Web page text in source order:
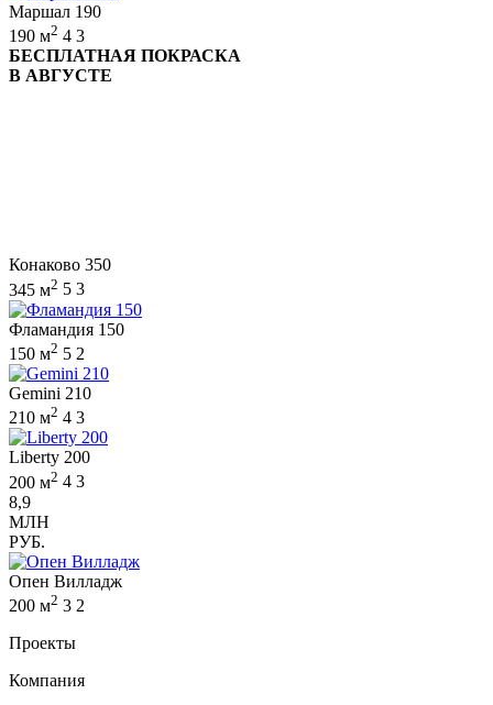
Маршал 190
190 м2 4 3
БЕСПЛАТНАЯ ПОКРАСКА
В АВГУСТЕ
Конаково 350
345 м2 5 3
Фламандия 150
150 м2 5 2
Gemini 210
210 м2 4 3
Liberty 200
200 м2 4 3
8,9
МЛН
РУБ.
Опен Вилладж
200 м2 3 2
Проекты
Компания